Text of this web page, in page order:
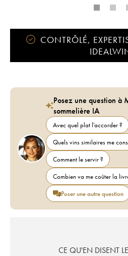
CONTRÔLÉ,
Posez une question à
sommelière IA
Avec quel plat l'accorder ?
Quels vins similaires me
Comment le servir ?
Combien va me coûter la
Poser une autre question
CE QU'EN DISENT